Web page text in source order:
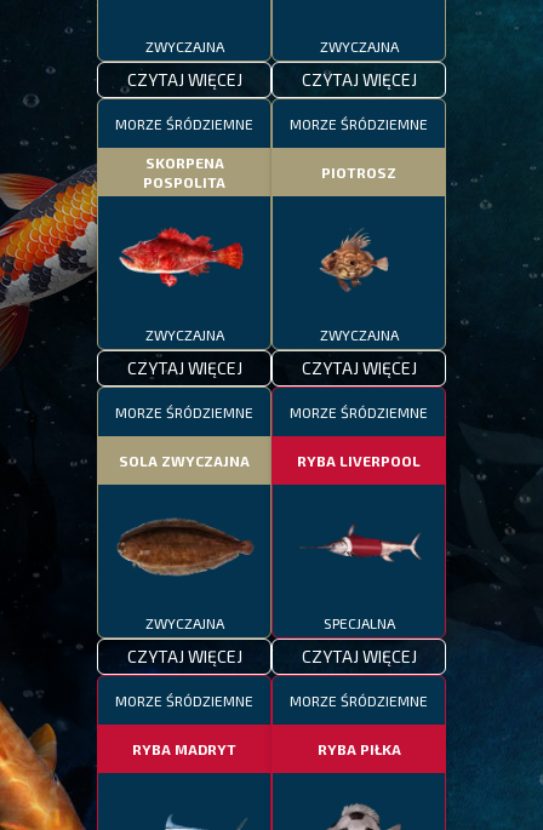
ZWYCZAJNA
CZYTAJ WIĘCEJ
ZWYCZAJNA
CZYTAJ WIĘCEJ
MORZE ŚRÓDZIEMNE
SKORPENA
POSPOLITA
ZWYCZAJNA
CZYTAJ WIĘCEJ
MORZE ŚRÓDZIEMNE
PIOTROSZ
ZWYCZAJNA
CZYTAJ WIĘCEJ
MORZE ŚRÓDZIEMNE
SOLA ZWYCZAJNA
ZWYCZAJNA
CZYTAJ WIĘCEJ
MORZE ŚRÓDZIEMNE
RYBA LIVERPOOL
SPECJALNA
CZYTAJ WIĘCEJ
MORZE ŚRÓDZIEMNE
RYBA MADRYT
MORZE ŚRÓDZIEMNE
RYBA PIŁKA